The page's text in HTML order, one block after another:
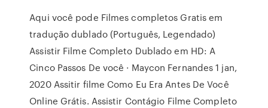
Aqui você pode Filmes completos Gratis em
tradução dublado (Português, Legendado)
Assistir Filme Completo Dublado em HD: A
Cinco Passos De você · Maycon Fernandes 1 jan,
2020 Assitir filme Como Eu Era Antes De Você
Online Grátis. Assistir Contágio Filme Completo